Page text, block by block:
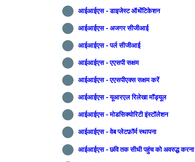
आईआईएस - डाइजेस्ट ऑथेंटिकेशन
आईआईएस - अजगर सीजीआई
आईआईएस - पर्ल सीजीआई
आईआईएस - एएसपी सक्षम
आईआईएस - एएसपीएक्स सक्षम करें
आईआईएस - यूआरएल रिलेखा मॉड्यूल
आईआईएस - मोडसिक्योरिटी इंस्टॉलेशन
आईआईएस - वेब प्लेटफ़ॉर्म स्थापना
आईआईएस - छवि तक सीधी पहुंच को अवरुद्ध करना